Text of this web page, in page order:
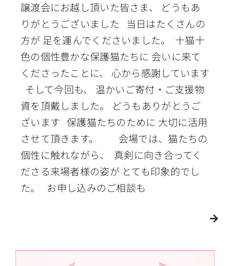
譲渡会にお越し頂いた皆さま、 どうもあ
りがとうございました 当日はたくさんの
方が 足を運んでくださいました。 十猫十
色の個性豊かな保護猫たちに 会いに来て
くださったことに、 心から感謝しています
そして今回も、 温かいご寄付・ご支援物
資を頂戴しました。 どうもありがとうご
ざいます 保護猫たちのために 大切に活用
させて頂きます。 会場では、猫たちの
個性に触れながら、 真剣に向き合ってく
ださる来場者様の姿が とても印象的でし
た。 お申し込みのご相談も